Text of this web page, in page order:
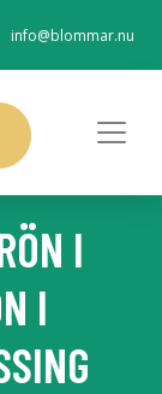
info@blommar.nu
I
I